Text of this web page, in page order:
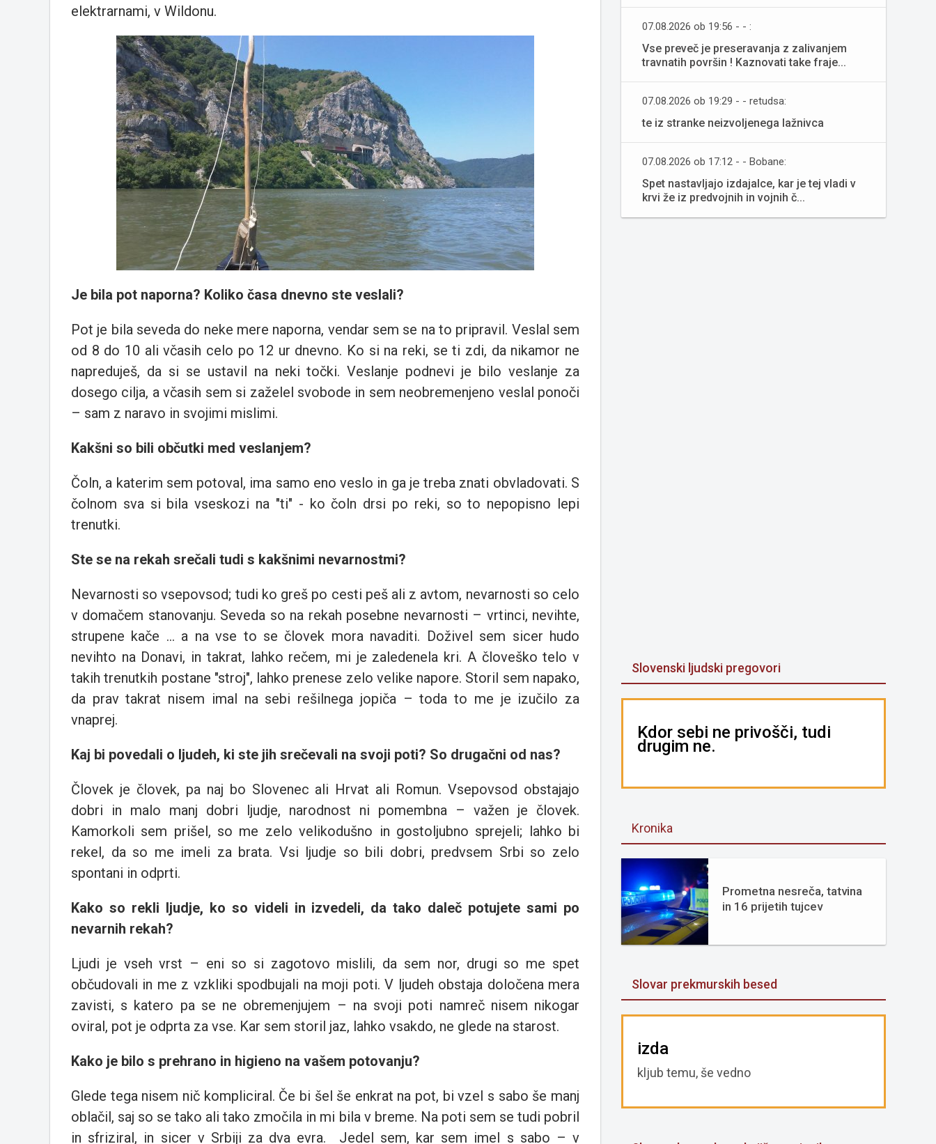
elektrarnami, v Wildonu.
Je bila pot naporna? Koliko časa dnevno ste veslali?
Pot je bila seveda do neke mere naporna, vendar sem se na to pripravil. Veslal sem
od 8 do 10 ali včasih celo po 12 ur dnevno. Ko si na reki, se ti zdi, da nikamor ne
napreduješ, da si se ustavil na neki točki. Veslanje podnevi je bilo veslanje za
dosego cilja, a včasih sem si zaželel svobode in sem neobremenjeno veslal ponoči
– sam z naravo in svojimi mislimi.
Kakšni so bili občutki med veslanjem?
Čoln, a katerim sem potoval, ima samo eno veslo in ga je treba znati obvladovati. S
čolnom sva si bila vseskozi na "ti" - ko čoln drsi po reki, so to nepopisno lepi
trenutki.
Ste se na rekah srečali tudi s kakšnimi nevarnostmi?
Nevarnosti so vsepovsod; tudi ko greš po cesti peš ali z avtom, nevarnosti so celo
v domačem stanovanju. Seveda so na rekah posebne nevarnosti – vrtinci, nevihte,
strupene kače ... a na vse to se človek mora navaditi. Doživel sem sicer hudo
nevihto na Donavi, in takrat, lahko rečem, mi je zaledenela kri. A človeško telo v
takih trenutkih postane "stroj", lahko prenese zelo velike napore. Storil sem napako,
da prav takrat nisem imal na sebi rešilnega jopiča – toda to me je izučilo za
vnaprej.
Kaj bi povedali o ljudeh, ki ste jih srečevali na svoji poti? So drugačni od nas?
Človek je človek, pa naj bo Slovenec ali Hrvat ali Romun. Vsepovsod obstajajo
dobri in malo manj dobri ljudje, narodnost ni pomembna – važen je človek.
Kamorkoli sem prišel, so me zelo velikodušno in gostoljubno sprejeli; lahko bi
rekel, da so me imeli za brata. Vsi ljudje so bili dobri, predvsem Srbi so zelo
spontani in odprti.
Kako so rekli ljudje, ko so videli in izvedeli, da tako daleč potujete sami po
nevarnih rekah?
Ljudi je vseh vrst – eni so si zagotovo mislili, da sem nor, drugi so me spet
občudovali in me z vzkliki spodbujali na moji poti. V ljudeh obstaja določena mera
zavisti, s katero pa se ne obremenjujem – na svoji poti namreč nisem nikogar
oviral, pot je odprta za vse. Kar sem storil jaz, lahko vsakdo, ne glede na starost.
Kako je bilo s prehrano in higieno na vašem potovanju?
Glede tega nisem nič kompliciral. Če bi šel še enkrat na pot, bi vzel s sabo še manj
oblačil, saj so se tako ali tako zmočila in mi bila v breme. Na poti sem se tudi pobril
in sfriziral, in sicer v Srbiji za dva evra. Jedel sem, kar sem imel s sabo – v
07.08.2026 ob 19:56 - - :
Vse preveč je preseravanja z zalivanjem
travnatih površin ! Kaznovati take fraje...
07.08.2026 ob 19:29 - - retudsa:
te iz stranke neizvoljenega lažnivca
07.08.2026 ob 17:12 - - Bobane:
Spet nastavljajo izdajalce, kar je tej vladi v
krvi že iz predvojnih in vojnih č...
Slovenski ljudski pregovori
Kdor sebi ne privošči, tudi
drugim ne.
Kronika
Prometna nesreča, tatvina
in 16 prijetih tujcev
Slovar prekmurskih besed
izda
kljub temu, še vedno